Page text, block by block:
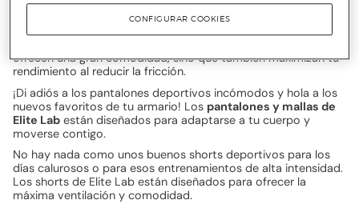
también te da un look moderno y elegante.
Los
ofrecen una gran comodidad, sino que también maximizan tu
rendimiento al reducir la fricción.
¡Di adiós a los pantalones deportivos incómodos y hola a los
nuevos favoritos de tu armario! Los pantalones y mallas de
Elite Lab están diseñados para adaptarse a tu cuerpo y
moverse contigo.
No hay nada como unos buenos shorts deportivos para los
días calurosos o para esos entrenamientos de alta intensidad.
Los shorts de Elite Lab están diseñados para ofrecer la
máxima ventilación y comodidad.
CONFIGURAR COOKIES